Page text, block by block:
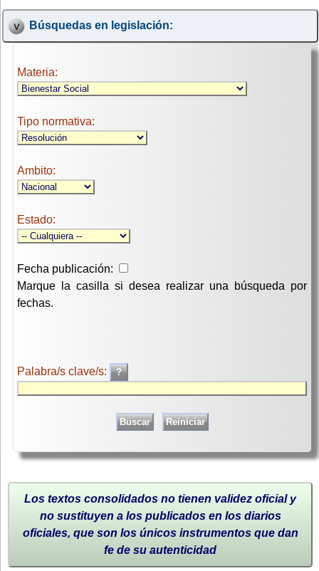
Búsquedas en legislación:
Materia:
Tipo normativa:
Ambito:
Estado:
Fecha publicación:
Marque la casilla si desea realizar una búsqueda por
fechas.
Palabra/s clave/s:
Los textos consolidados no tienen validez oficial y
no sustituyen a los publicados en los diarios
oficiales, que son los únicos instrumentos que dan
fe de su autenticidad